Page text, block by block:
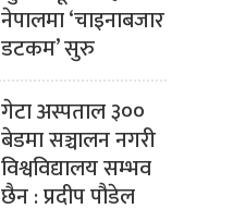
नेपालमा ‘चाइनाबजार
डटकम’ सुरु
गेटा अस्पताल ३००
बेडमा सञ्चालन नगरी
विश्वविद्यालय सम्भव
छैन : प्रदीप पौडेल